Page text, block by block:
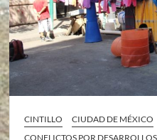
CINTILLO
CIUDAD DE MÉXICO
CONFLICTOS POR